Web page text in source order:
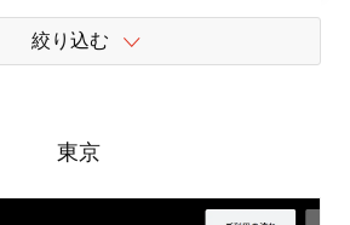
絞り込む
東京